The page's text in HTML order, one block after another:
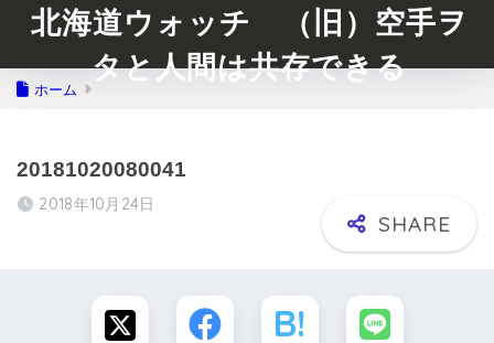
北海道ウォッチ （旧）空手ヲ
タと人間は共存できる
ホーム
20181020080041
2018年10月24日